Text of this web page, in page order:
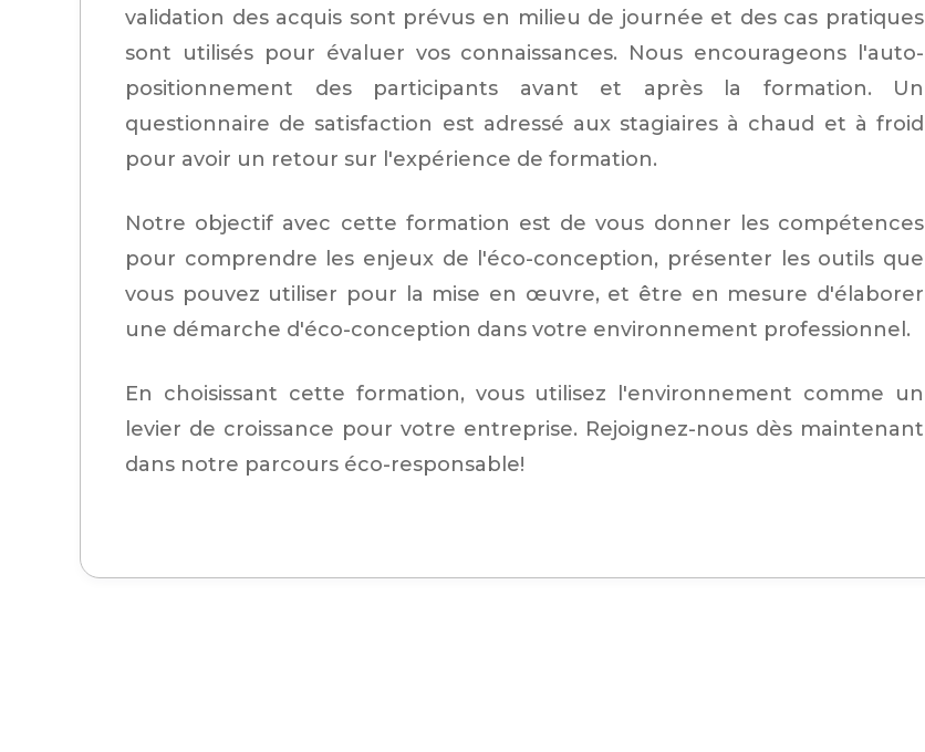
validation des acquis sont prévus en milieu de journée et des cas pratiques
sont utilisés pour évaluer vos connaissances. Nous encourageons l'auto-
positionnement des participants avant et après la formation. Un
questionnaire de satisfaction est adressé aux stagiaires à chaud et à froid
pour avoir un retour sur l'expérience de formation.
Notre objectif avec cette formation est de vous donner les compétences
pour comprendre les enjeux de l'éco-conception, présenter les outils que
vous pouvez utiliser pour la mise en œuvre, et être en mesure d'élaborer
une démarche d'éco-conception dans votre environnement professionnel.
En choisissant cette formation, vous utilisez l'environnement comme un
levier de croissance pour votre entreprise. Rejoignez-nous dès maintenant
dans notre parcours éco-responsable!